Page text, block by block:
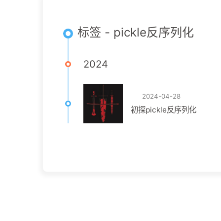
标签 - pickle反序列化
2024
2024-04-28
初探pickle反序列化